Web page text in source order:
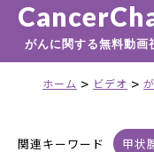
がんに関する無料動画
ホーム > ビデオ >
関連キーワード 甲状